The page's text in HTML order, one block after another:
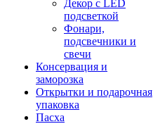
Декор с LED
подсветкой
Фонари,
подсвечники и
свечи
Консервация и
заморозка
Открытки и подарочная
упаковка
Пасха